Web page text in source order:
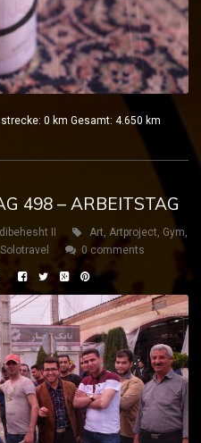
0 km Gesamt: 4.650 km
498 – ARBEITSTAG
II Art, Artproject, Gym,
Solotravel 0 comments